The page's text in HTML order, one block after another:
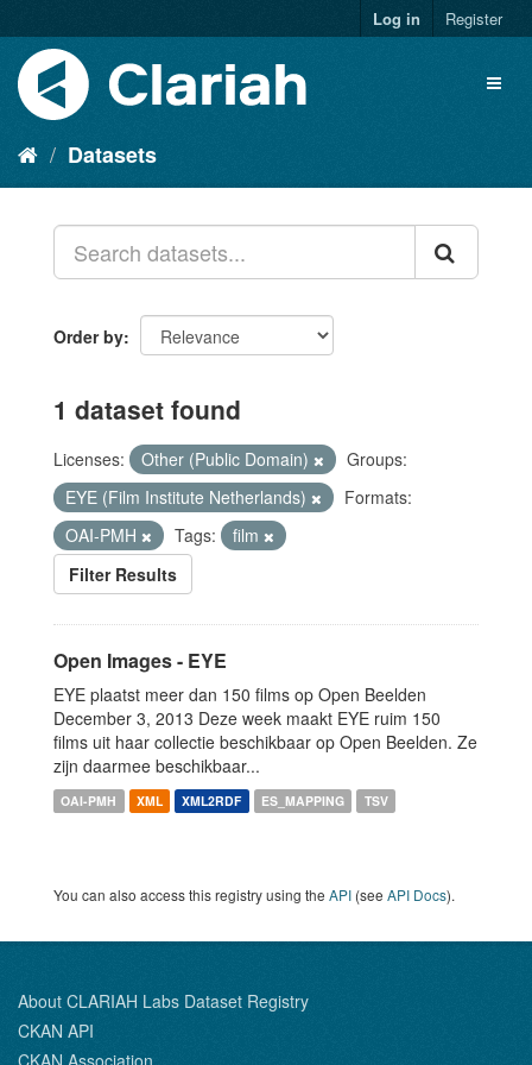
Log in Register
Datasets
Order by
1 dataset found
Licenses: Other (Public Domain)
Groups:
EYE (Film Institute Netherlands)
Formats:
OAI-PMH
Tags:
film
Filter Results
Open Images - EYE
EYE plaatst meer dan 150 films op Open Beelden
December 3, 2013 Deze week maakt EYE ruim 150
films uit haar collectie beschikbaar op Open Beelden. Ze
zijn daarmee beschikbaar...
OAI-PMH XML XML2RDF ES_MAPPING TSV
You can also access this registry using the API (see API Docs).
About CLARIAH Labs Dataset Registry
CKAN API
CKAN Association